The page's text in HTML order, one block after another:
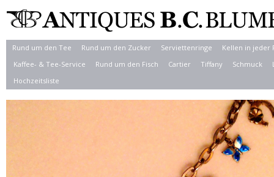
Rund um den Tee Rund um den Zucker Serviettenringe
Kellen in jeder
Kaffee- & Tee-Service
Rund um den Fisch Cartier Tiffany Schmuck
Hochzeitsliste